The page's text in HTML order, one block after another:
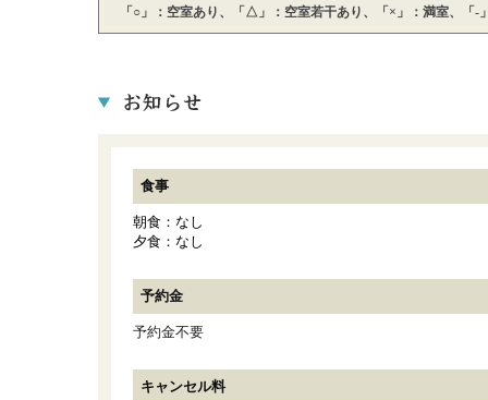
「○」：空室あり、「△」：空室若干あり、「×」：満室、「-
食事
朝食：なし
夕食：なし
予約金
予約金不要
キャンセル料